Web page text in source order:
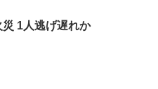
1人逃げ遅れか